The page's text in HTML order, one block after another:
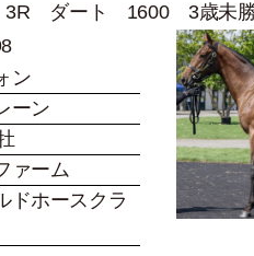
ダート 1600 3歳未勝
ン
ーン
ァーム
ドホースクラ